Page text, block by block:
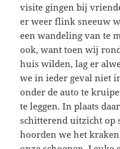
visite gingen bij
er weer flink sneeuw
een wandeling van te
ook, want toen wij
huis wilden, lag er
we in ieder geval niet
onder de auto te
te leggen. In plaats
schitterend uitzicht op
hoorden we het